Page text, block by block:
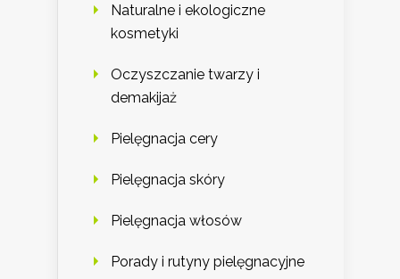
Naturalne i ekologiczne
kosmetyki
Oczyszczanie twarzy i
demakijaż
Pielęgnacja cery
Pielęgnacja skóry
Pielęgnacja włosów
Porady i rutyny pielęgnacyjne